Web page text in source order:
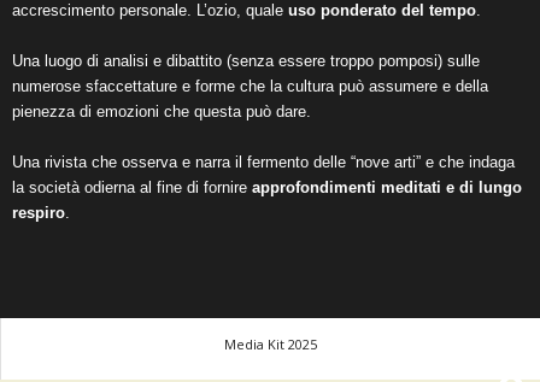
accrescimento personale. L’ozio, quale uso ponderato del tempo.
Una luogo di analisi e dibattito (senza essere troppo pomposi) sulle
numerose sfaccettature e forme che la cultura può assumere e della
pienezza di emozioni che questa può dare.
Una rivista che osserva e narra il fermento delle “nove arti” e che indaga
la società odierna al fine di fornire approfondimenti meditati e di lungo
respiro.
Media Kit 2025